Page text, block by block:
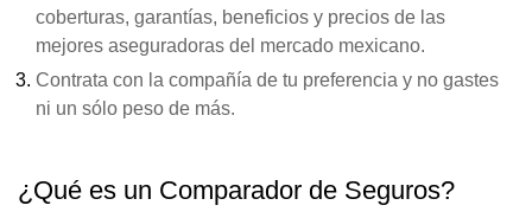
coberturas, garantías, beneficios y precios de las
mejores aseguradoras del mercado mexicano.
Contrata con la compañía de tu preferencia y no gastes
ni un sólo peso de más.
¿Qué es un Comparador de Seguros?